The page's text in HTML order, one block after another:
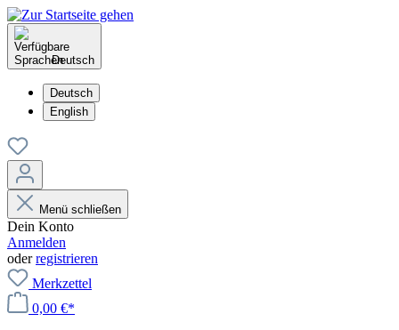
Deutsch
Deutsch
English
Menü schließen
Dein Konto
Anmelden
oderregistrieren
Merkzettel
0,00 €*